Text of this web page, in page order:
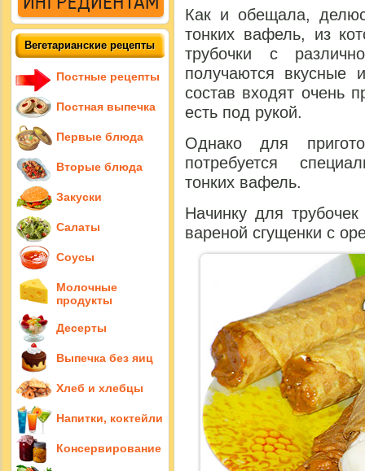
Как и обещала,
тонких вафель, из
трубочки с
получаются
состав входят очень
есть под рукой.
Однако для
потребуется
тонких вафель.
Начинку для
вареной сгущенки с
Вегетарианские рецепты
Постные рецепты
Постная выпечка
Первые блюда
Вторые блюда
Закуски
Салаты
Соусы
Молочные
продукты
Десерты
Выпечка без яиц
Хлеб и хлебцы
Напитки, коктейли
Консервирование